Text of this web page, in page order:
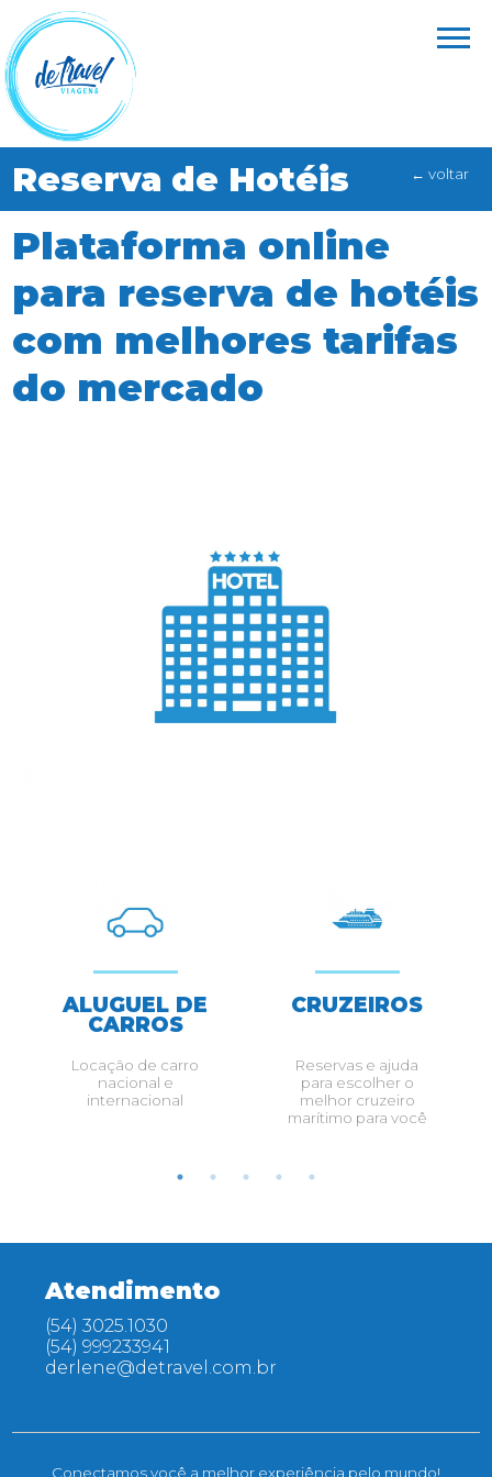
← voltar
Reserva de Hotéis
Plataforma online
para reserva de hotéis
com melhores tarifas
do mercado
ALUGUEL DE
CARROS
Locação de carro
nacional e
internacional
CRUZEIROS
Reservas e ajuda
para escolher o
melhor cruzeiro
marítimo para você
Atendimento
(54) 3025.1030
(54) 999233941
derlene@detravel.com.br
Conectamos você a melhor experiência pelo mundo!